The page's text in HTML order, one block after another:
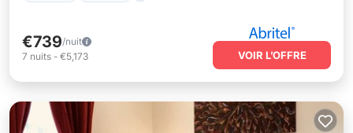
€739/nuit
7 nuits - €5,173 VOIR L’OFFRE